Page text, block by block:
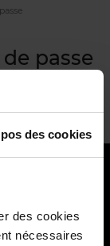
des cookies
des cookies
nécessaires
passe
demande de ré-